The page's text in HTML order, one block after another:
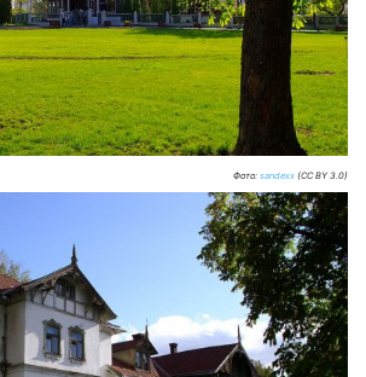
Фото: sandexx (CC BY 3.0)